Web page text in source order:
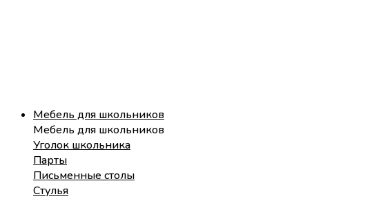
Мебель для школьников
Мебель для школьников
Уголок школьника
Парты
Письменные столы
Стулья